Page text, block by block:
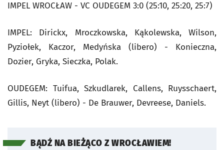
IMPEL WROCŁAW - VC OUDEGEM 3:0 (25:10, 25:20, 25:7)
IMPEL: Dirickx, Mroczkowska, Kąkolewska, Wilson,
Pyziołek, Kaczor, Medyńska (libero) - Konieczna,
Dozier, Gryka, Sieczka, Polak.
OUDEGEM: Tuifua, Szkudlarek, Callens, Ruysschaert,
Gillis, Neyt (libero) - De Brauwer, Devreese, Daniels.
BĄDŹ NA BIEŻĄCO Z WROCŁAWIEM!